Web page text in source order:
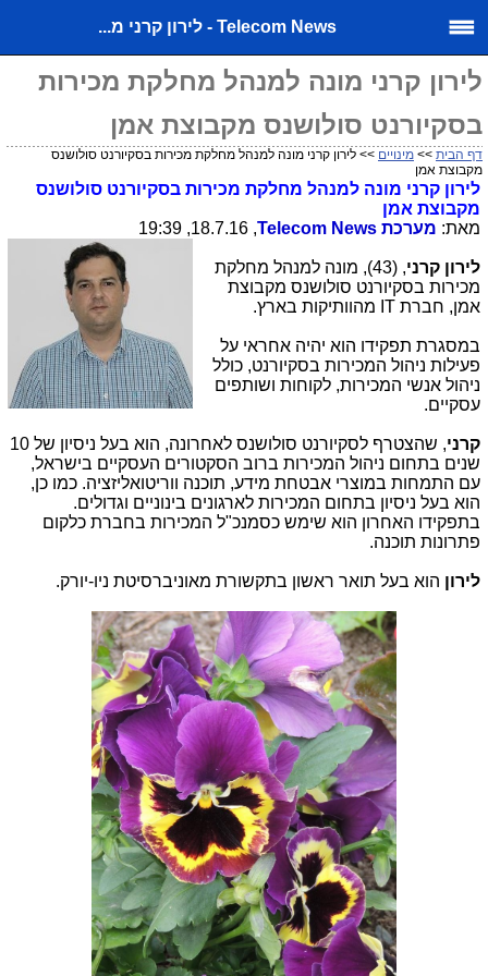
Telecom News - לירון קרני מ...
לירון קרני מונה למנהל מחלקת מכירות
בסקיורנט סולושנס מקבוצת אמן
דף הבית >> מינויים >> לירון קרני מונה למנהל מחלקת מכירות בסקיורנט סולושנס
מקבוצת אמן
לירון קרני מונה למנהל מחלקת מכירות בסקיורנט סולושנס
מקבוצת אמן
מאת: מערכת Telecom News
, 18.7.16, 19:39
לירון קרני
, (43), מונה למנהל מחלקת
מכירות בסקיורנט סולושנס מקבוצת
אמן, חברת IT מהוותיקות בארץ.
במסגרת תפקידו הוא יהיה אחראי על
פעילות ניהול המכירות בסקיורנט, כולל
ניהול אנשי המכירות, לקוחות ושותפים
עסקיים.
קרני
, שהצטרף לסקיורנט סולושנס לאחרונה, הוא בעל ניסיון של 10
שנים בתחום ניהול המכירות ברוב הסקטורים העסקיים בישראל,
עם התמחות במוצרי אבטחת מידע, תוכנה ווריטואליזציה. כמו כן,
הוא בעל ניסיון בתחום המכירות לארגונים בינוניים וגדולים.
בתפקידו האחרון הוא שימש כסמנכ"ל המכירות בחברת כלקום
פתרונות תוכנה.
לירון הוא בעל תואר ראשון בתקשורת מאוניברסיטת ניו-יורק.